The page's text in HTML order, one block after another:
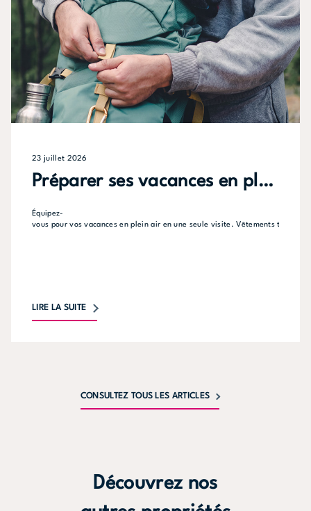
23 juillet 2026
Préparer ses vacances en plein air : tout trouver avant de partir
Équipez-
vous pour vos vacances en plein air en une seule visite. Vêtements
LIRE LA SUITE
CONSULTEZ TOUS LES ARTICLES
Découvrez nos